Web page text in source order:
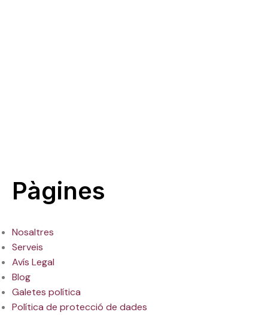
Pàgines
Nosaltres
Serveis
Avís Legal
Blog
Galetes política
Política de protecció de dades